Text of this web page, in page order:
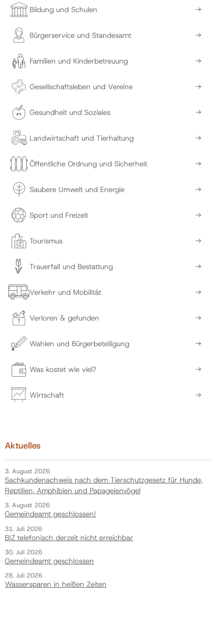
Bildung und Schulen
Bürgerservice und Standesamt
Familien und Kinderbetreuung
Gesellschaftsleben und Vereine
Gesundheit und Soziales
Landwirtschaft und Tierhaltung
Öffentliche Ordnung und Sicherheit
Saubere Umwelt und Energie
Sport und Freizeit
Tourismus
Trauerfall und Bestattung
Verkehr und Mobilität
Verloren & gefunden
Wahlen und Bürgerbeteiligung
Was kostet wie viel?
Wirtschaft
Aktuelles
3. August 2026
Sachkundenachweis nach dem Tierschutzgesetz für Hunde,
Reptilien, Amphibien und Papageienvögel
3. August 2026
Gemeindeamt geschlossen!
31. Juli 2026
BIZ telefonisch derzeit nicht erreichbar
30. Juli 2026
Gemeindeamt geschlossen
28. Juli 2026
Wassersparen in heißen Zeiten